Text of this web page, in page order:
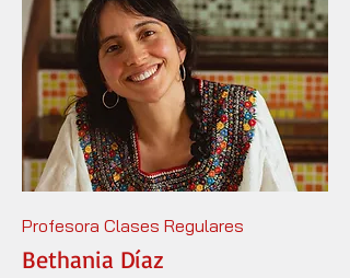
Profesora Clases Regulares
Bethania Díaz